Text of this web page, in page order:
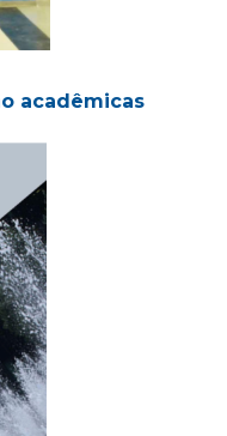
acadêmicas